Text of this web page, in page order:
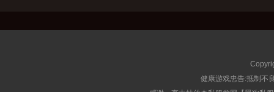
健康游戏忠告:抵制不